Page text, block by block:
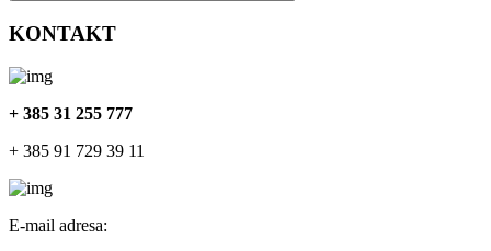
KONTAKT
+ 385 31 255 777
+ 385 91 729 39 11
E-mail adresa: